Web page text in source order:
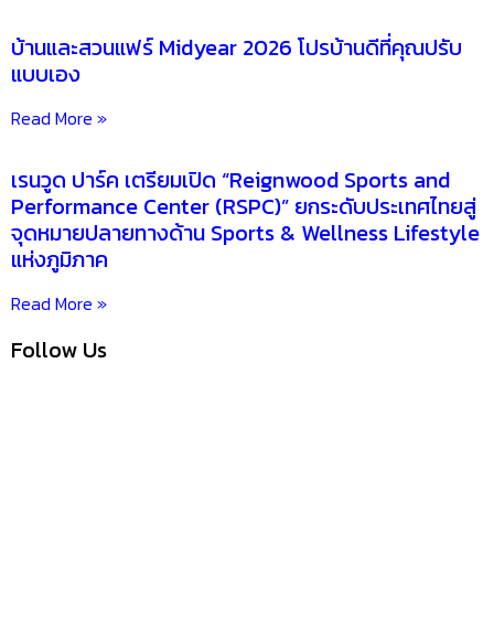
บ้านและสวนแฟร์ Midyear 2026 โปรบ้านดีที่คุณปรับ
แบบเอง
Read More »
เรนวูด ปาร์ค เตรียมเปิด “Reignwood Sports and
Performance Center (RSPC)” ยกระดับประเทศไทยสู่
จุดหมายปลายทางด้าน Sports & Wellness Lifestyle
แห่งภูมิภาค
Read More »
Follow Us